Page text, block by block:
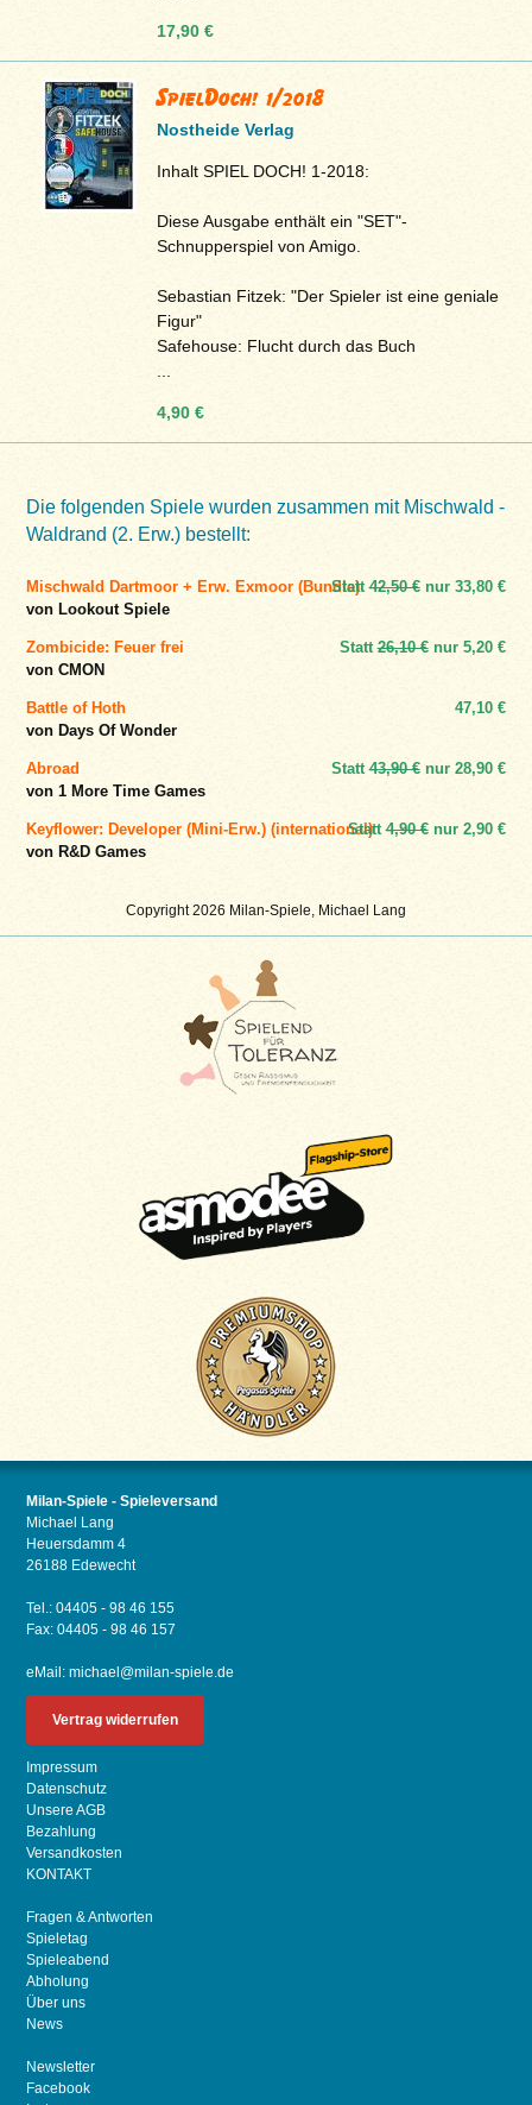
Copyright 2026 Milan-Spiele, Michael Lang
17,90 €
SpielDoch! 1/2018
Nostheide Verlag
Inhalt SPIEL DOCH! 1-2018:
Diese Ausgabe enthält ein "SET"-
Schnupperspiel von Amigo.
Sebastian Fitzek: "Der Spieler ist eine geniale
Figur"
Safehouse: Flucht durch das Buch
4,90 €
Die folgenden Spiele wurden zusammen mit Mischwald -
Waldrand (2. Erw.) bestellt:
Mischwald Dartmoor + Erw. Exmoor (Bundle)
von Lookout Spiele
Statt42,50 €nur 33,80 €
Zombicide: Feuer frei
von CMON
Statt26,10 €nur 5,20 €
Battle of Hoth
von Days Of Wonder
47,10 €
Abroad
von 1 More Time Games
Statt43,90 €nur 28,90 €
Keyflower: Developer (Mini-Erw.) (international)
von R&D Games
Statt4,90 €nur 2,90 €
Milan-Spiele - Spieleversand
Michael Lang
Heuersdamm 4
26188 Edewecht
Tel.: 04405 - 98 46 155
Fax: 04405 - 98 46 157
eMail:michael@milan-spiele.de
Vertrag widerrufen
Impressum
Datenschutz
Unsere AGB
Bezahlung
Versandkosten
KONTAKT
Fragen & Antworten
Spieletag
Spieleabend
Abholung
Über uns
News
Newsletter
Facebook